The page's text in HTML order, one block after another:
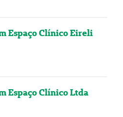
Espaço Clínico Eireli
Espaço Clínico Ltda